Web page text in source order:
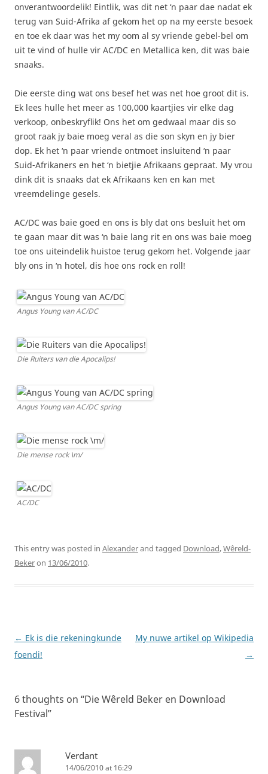
onverantwoordelik! Eintlik, was dit net ‘n paar dae nadat ek
terug van Suid-Afrika af gekom het op na my eerste besoek
en toe ek daar was het my oom al sy vriende gebel-bel om
uit te vind of hulle vir AC/DC en Metallica ken, dit was baie
snaaks.
Die eerste ding wat ons besef het was net hoe groot dit is.
Ek lees hulle het meer as 100,000 kaartjies vir elke dag
verkoop, onbeskryflik! Ons het om gedwaal maar dis so
groot raak jy baie moeg veral as die son skyn en jy bier
dop. Ek het ‘n paar vriende ontmoet insluitend ‘n paar
Suid-Afrikaners en het ‘n bietjie Afrikaans gepraat. My vrou
dink dit is snaaks dat ek Afrikaans ken en kan met
vreemdelinge gesels.
AC/DC was baie goed en ons is bly dat ons besluit het om
te gaan maar dit was ‘n baie lang rit en ons was baie moeg
toe ons uiteindelik huistoe terug gekom het. Volgende jaar
bly ons in ‘n hotel, dis hoe ons rock en roll!
Angus Young van AC/DC
Die Ruiters van die Apocalips!
Angus Young van AC/DC spring
Die mense rock \m/
AC/DC
This entry was posted in Alexanderand tagged Download,Wêreld-
Bekeron 13/06/2010.
Post
navigation
← Ek is die rekeningkunde
foendi!
My nuwe artikel op Wikipedia
→
6 thoughts on “Die Wêreld Beker en Download
Festival”
Verdant
14/06/2010 at 16:29